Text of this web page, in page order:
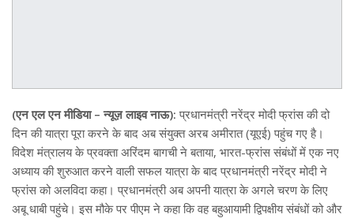
(एन एल एन मीडिया – न्यूज़ लाइव नाऊ): प्रधानमंत्री नरेंद्र मोदी फ्रांस की दो
दिन की यात्रा पूरा करने के बाद अब संयुक्त अरब अमीरात (यूएई) पहुंच गए है।
विदेश मंत्रालय के प्रवक्ता अरिंदम बागची ने बताया, भारत-फ्रांस संबंधों में एक नए
अध्याय की शुरुआत करने वाली सफल यात्रा के बाद प्रधानमंत्री नरेंद्र मोदी ने
फ्रांस को अलविदा कहा। प्रधानमंत्री अब अपनी यात्रा के अगले चरण के लिए
अबू धाबी पहुंचे। इस मौके पर पीएम ने कहा कि वह बहुआयामी द्विपक्षीय संबंधों को और